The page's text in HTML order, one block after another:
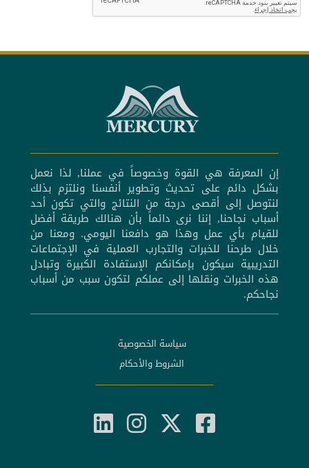
إن المعرفة هي القوة وخصوصاً في عملنا, لذا نعمل
بشكل دائم على تحديث وتطوير أنفسنا ونلتزم بذلك
لنتوصل إلى أقصى درجة من النتائج والتي تكون أحد
أسباب نجاحنا, إننا نرى دائماً بأن هنالك طريقة أفضل
للقيام بأي عمل وهذا هو دافعنا اليومي. ومعنا من
خلال طرحنا للخبرات والتجارب العملية في الإجتماعات
التدريبية سيكون بإمكانكم الإستفادة الكبيرة وتبادل
هذه الخبرات ونقلها إلى عملكم لتكون سبب من أسباب
نجاحكم.
سياسة الخصوصية
الشروط والأحكام